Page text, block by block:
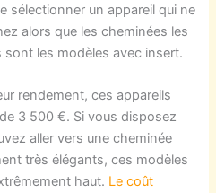
sélectionner un appareil qui ne
alors que les cheminées les
les modèles avec insert.
rendement, ces appareils
3 500 €. Si vous disposez
aller vers une cheminée
très élégants, ces modèles
haut. Le coût